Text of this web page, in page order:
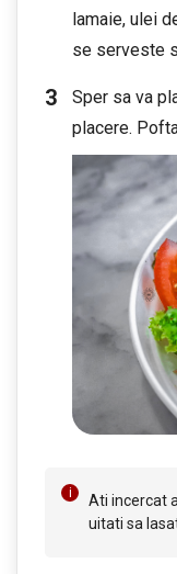
lamaie, ulei
se serveste
Sper sa va
placere.
Ati incercat
uitati sa